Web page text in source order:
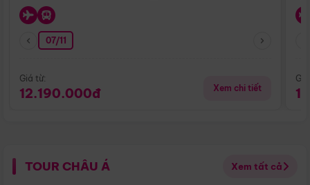
07/11
Giá từ:
12.190.000đ Xem chi tiết
TOUR CHÂU Á Xem tất cả
Điểm nổi bật